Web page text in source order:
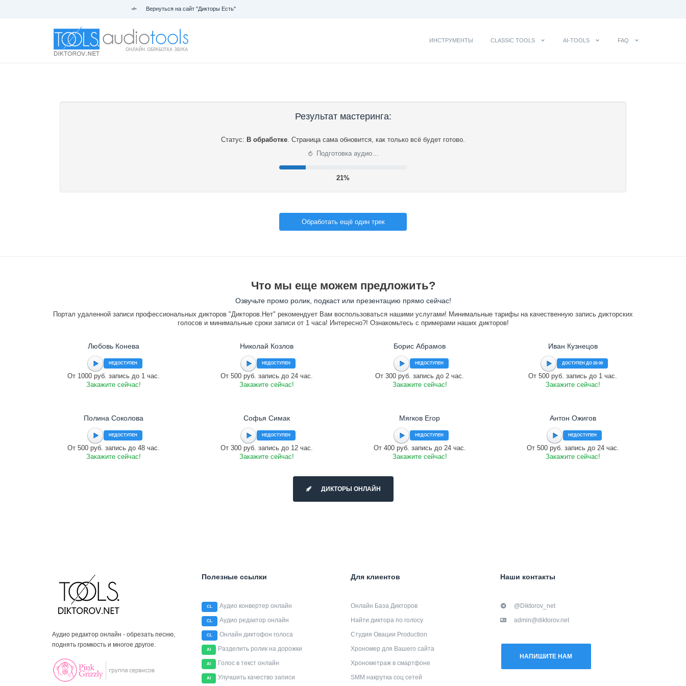
Вернуться на сайт "Дикторы Есть"
ИНСТРУМЕНТЫ CLASSIC TOOLS AI-TOOLS FAQ
Результат мастеринга:
Статус: В обработке. Страница сама обновится, как только всё будет готово.
⟳ Подготовка аудио…
22%
Обработать ещё один трек
Что мы еще можем предложить?
Озвучьте промо ролик, подкаст или презентацию прямо сейчас!
Портал удаленной записи профессиональных дикторов "Дикторов.Нет" рекомендует Вам воспользоваться нашими услугами! Минимальные тарифы на качественную запись дикторских
голосов и минимальные сроки записи от 1 часа! Интересно?! Ознакомьтесь с примерами наших дикторов!
Любовь Конева
НЕДОСТУПЕН
От 1000 руб. запись до 1 час.
Закажите сейчас!
Николай Козлов
НЕДОСТУПЕН
От 500 руб. запись до 24 час.
Закажите сейчас!
Борис Абрамов
НЕДОСТУПЕН
От 300 руб. запись до 2 час.
Закажите сейчас!
Иван Кузнецов
ДОСТУПЕН ДО 20:00
От 500 руб. запись до 1 час.
Закажите сейчас!
Полина Соколова
НЕДОСТУПЕН
От 500 руб. запись до 48 час.
Закажите сейчас!
Софья Симак
НЕДОСТУПЕН
От 300 руб. запись до 12 час.
Закажите сейчас!
Мягков Егор
НЕДОСТУПЕН
От 400 руб. запись до 24 час.
Закажите сейчас!
Антон Ожигов
НЕДОСТУПЕН
От 500 руб. запись до 24 час.
Закажите сейчас!
ДИКТОРЫ ОНЛАЙН
Аудио редактор онлайн - обрезать песню,
поднять громкость и многое другое.
Полезные ссылки
CL Аудио конвертер онлайн
CL Аудио редактор онлайн
CL Онлайн диктофон голоса
AI Разделить ролик на дорожки
AI Голос в текст онлайн
AI Улучшить качество записи
Для клиентов
Онлайн База Дикторов
Найти диктора по голосу
Студия Овации Production
Хрономер для Вашего сайта
Хронометраж в смартфоне
SMM накрутка соц сетей
Наши контакты
@Diktorov_net
admin@diktorov.net
НАПИШИТЕ НАМ